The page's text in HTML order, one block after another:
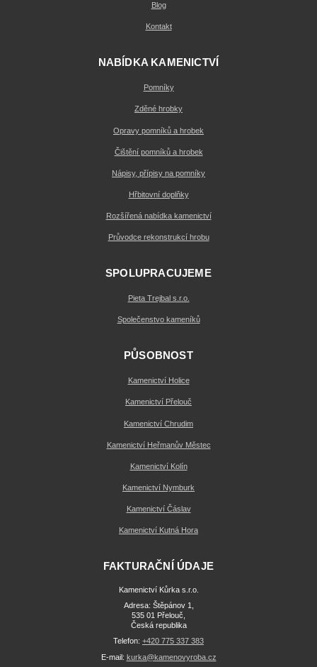
Blog
Kontakt
NABÍDKA KAMENICTVÍ
Pomníky
Zděné hrobky
Opravy pomníků a hrobek
Čištění pomníků a hrobek
Nápisy, přípisy na pomníky
Hřbitovní doplňky
Rozšířená nabídka kamenictví
Průvodce rekonstrukcí hrobu
SPOLUPRACUJEME
Pieta Trejbal s.r.o.
Společenstvo kameníků
PŮSOBNOST
Kamenictví Holice
Kamenictví Přelouč
Kamenictví Chrudim
Kamenictví Heřmanův Městec
Kamenictví Kolín
Kamenictví Nymburk
Kamenictví Čáslav
Kamenictví Kutná Hora
FAKTURAČNÍ ÚDAJE
Kamenictví Kůrka s.r.o.
Adresa: Štěpánov 1,
535 01 Přelouč,
Česká republika
Telefon: +420 775 337 383
E-mail: kurka@kamenovyroba.cz